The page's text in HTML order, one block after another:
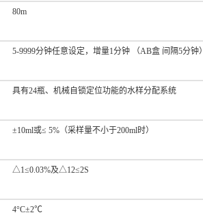
80m
5-9999分钟任意设定，增量1分钟 （AB盒 间隔5分钟）
具有24瓶、机械自锁定位功能的水样分配系统
±10ml或≤ 5%（采样量不小于200ml时）
△1≤0.03%及△12≤2S
4°C±2℃